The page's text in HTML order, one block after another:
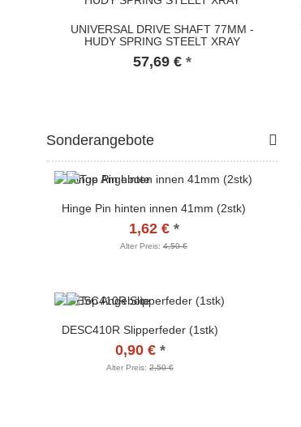
UNIVERSAL DRIVE SHAFT 77MM -
HUDY SPRING STEELT XRAY
57,69 € *
Sonderangebote
Hinge Pin hinten innen 41mm (2stk)
1,62 € *
Alter Preis: 4,50 €
DESC410R Slipperfeder (1stk)
0,90 € *
Alter Preis: 2,50 €